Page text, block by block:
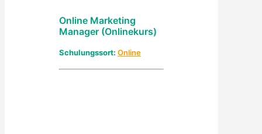
Online Marketing
Manager (Onlinekurs)
Schulungssort: Online